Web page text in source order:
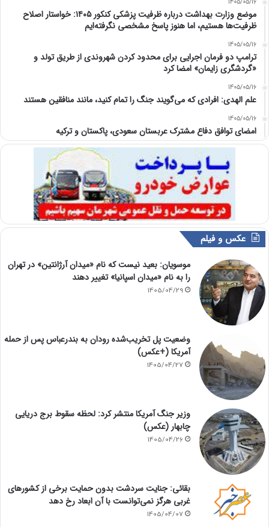
1405/05/16
موضع وزارت بهداشت درباره ظرفیت پزشکی کنکور ۱۴۰۵: خواستار اصلاح
ظرفیت‌ها هستیم، اما هنوز پاسخ مشخصی نگرفته‌ایم
1405/05/16
ترامپ دو فرمان اجرایی برای محدود کردن شهروندی از طریق تولد و
«گردشگری زایمان» امضا کرد
1405/05/16
علم الهدی: افرادی که می‌گویند جنگ را تمام کنید، مانند منافقین هستند
1405/05/16
امضای توافق دفاع مشترک عربستان سعودی، پاکستان و ترکیه
عکس و فیلم
موسویان: بعید نیست که نام «میدان آرژانتین» در تهران
را به نام «میدان اسپانیا» تغییر دهند
1405/04/29
وضعیت پل تخریب‌شده رودان به بندرعباس پس از حمله
آمریکا (+عکس)
1405/04/27
وزیر جنگ آمریکا منتشر کرد: لحظه سقوط برج دریایی
چابهار (عکس)
1405/04/26
بقائی: جنایت سردشت بدون حمایت برخی از کشورهای
غربی هرگز نمی‌توانست با آن ابعاد رخ دهد
1405/04/07